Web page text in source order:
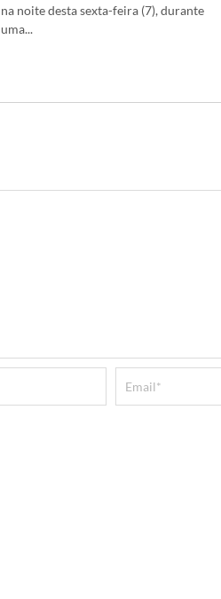
na noite desta sexta-feira (7), durante
uma...